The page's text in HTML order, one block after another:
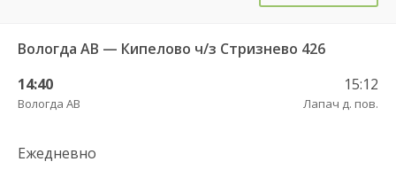
Вологда АВ — Кипелово ч/з Стризнево 426
14:40
Вологда АВ
15:12
Лапач д. пов.
Ежедневно